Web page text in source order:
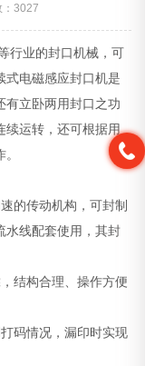
：3027
行业的封口机械，可
式电磁感应封口机是
有立卧两用封口之功
续运转，还可根据用
的传动机构，可封制
水线配套使用，其封
结构合理、操作方便
码情况，漏印时实现